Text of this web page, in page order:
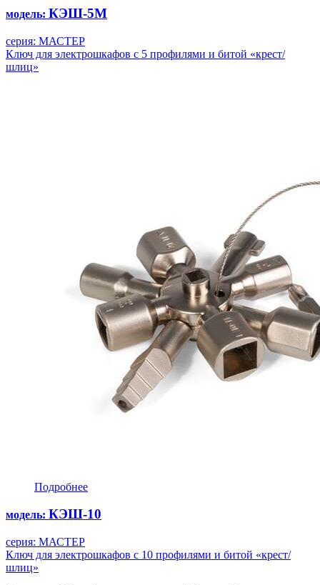
модель: КЭШ-5М
серия: МАСТЕР
Ключ для электрошкафов с 5 профилями и битой «крест/
шлиц»
Подробнее
модель: КЭШ-10
серия: МАСТЕР
Ключ для электрошкафов с 10 профилями и битой «крест/
шлиц»